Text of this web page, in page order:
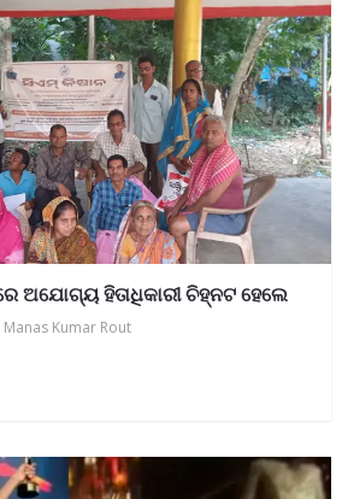
ଅଯୋଗ୍ୟ ହିତାଧିକାରୀ ଚିହ୍ନଟ ହେଲେ
Manas Kumar Rout